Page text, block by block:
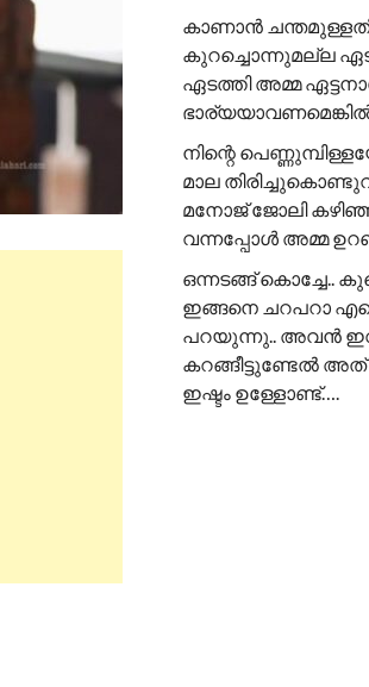
കാണാൻ
കുറച്ചൊന്നുമല്ല
ഏടത്തി അമ്മ
നിന്റെ
മാല
മനോജ് ജോലി കഴിഞ്ഞ്
വന്നപ്പോൾ അമ്മ
ഒന്നടങ്ങ് കൊച്ചേ..
ഇങ്ങനെ ചറപറാ
പറയുന്നു.. അവൻ
കറങ്ങീട്ടുണ്ടേൽ
ഇഷ്ടം ഉള്ളോണ്ട്….